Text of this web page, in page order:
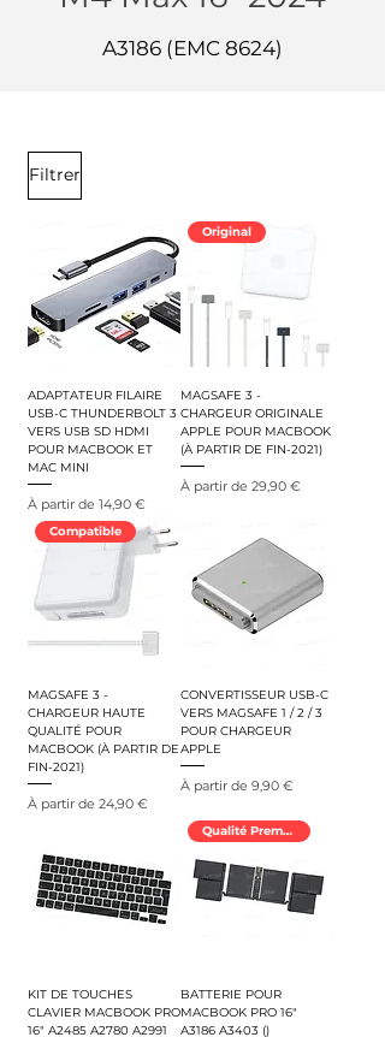
A3186 (EMC 8624)
Filtrer
ADAPTATEUR FILAIRE
USB-C THUNDERBOLT 3
VERS USB SD HDMI
POUR MACBOOK ET
MAC MINI
À partir de 14,90 €
Prix promotionnel
Original
MAGSAFE 3 -
CHARGEUR ORIGINALE
APPLE POUR MACBOOK
(À PARTIR DE FIN-2021)
À partir de 29,90 €
Prix promotionnel
Compatible
MAGSAFE 3 -
CHARGEUR HAUTE
QUALITÉ POUR
MACBOOK (À PARTIR DE
FIN-2021)
À partir de 24,90 €
Prix promotionnel
CONVERTISSEUR USB-C
VERS MAGSAFE 1 / 2 / 3
POUR CHARGEUR
APPLE
À partir de 9,90 €
Prix promotionnel
KIT DE TOUCHES
CLAVIER MACBOOK PRO
16" A2485 A2780 A2991
Qualité Premium
BATTERIE POUR
MACBOOK PRO 16"
A3186 A3403 ()